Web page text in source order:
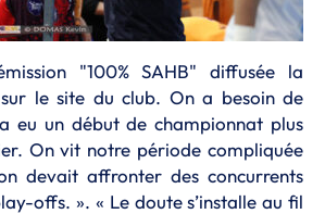
"100% SAHB" diffusée la
sur le site du club. On a besoin de
eu un début de championnat plus
On vit notre période compliquée
devait affronter des concurrents
offs. ». « Le doute s’installe au fil